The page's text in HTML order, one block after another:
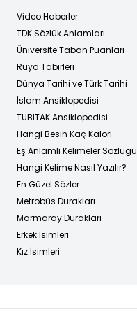
Video Haberler
TDK Sözlük Anlamları
Üniversite Taban Puanları
Rüya Tabirleri
Dünya Tarihi ve Türk Tarihi
İslam Ansiklopedisi
TÜBİTAK Ansiklopedisi
Hangi Besin Kaç Kalori
Eş Anlamlı Kelimeler Sözlüğü
Hangi Kelime Nasıl Yazılır?
En Güzel Sözler
Metrobüs Durakları
Marmaray Durakları
Erkek İsimleri
Kız İsimleri